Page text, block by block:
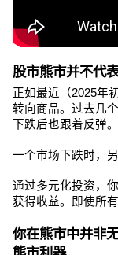
股市熊市并不代
正如最近（2025年
转向商品。过去几
下跌后也跟着反弹。
一个市场下跌时，
通过多元化投资，
获得收益。即使所
你在熊市中并非